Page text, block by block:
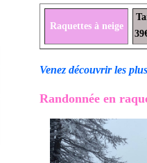
Raquettes à neige
Venez découvrir les
Randonnée en